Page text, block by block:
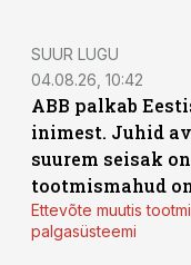
SUUR LUGU
04.08.26, 10:42
ABB palkab
inimest. Juhid
suurem seisak
tootmismahud
Ettevõte muutis
palgasüsteemi